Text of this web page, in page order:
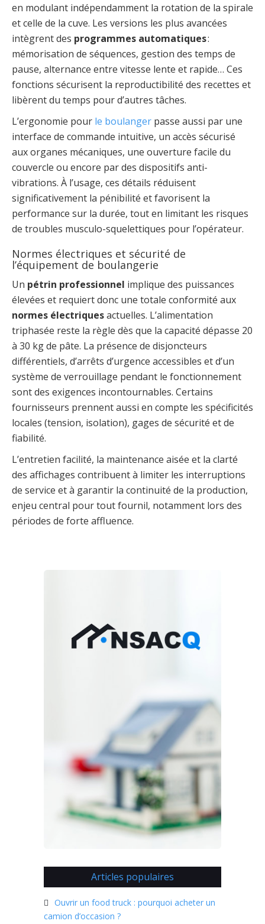
en modulant indépendamment la rotation de la spirale
et celle de la cuve. Les versions les plus avancées
intègrent des programmes automatiques:
mémorisation de séquences, gestion des temps de
pause, alternance entre vitesse lente et rapide… Ces
fonctions sécurisent la reproductibilité des recettes et
libèrent du temps pour d’autres tâches.
L’ergonomie pour le boulanger passe aussi par une
interface de commande intuitive, un accès sécurisé
aux organes mécaniques, une ouverture facile du
couvercle ou encore par des dispositifs anti-
vibrations. À l’usage, ces détails réduisent
significativement la pénibilité et favorisent la
performance sur la durée, tout en limitant les risques
de troubles musculo-squelettiques pour l’opérateur.
Normes électriques et sécurité de
l’équipement de boulangerie
Un pétrin professionnel implique des puissances
élevées et requiert donc une totale conformité aux
normes électriquesactuelles. L’alimentation
triphasée reste la règle dès que la capacité dépasse 20
à 30 kg de pâte. La présence de disjoncteurs
différentiels, d’arrêts d’urgence accessibles et d’un
système de verrouillage pendant le fonctionnement
sont des exigences incontournables. Certains
fournisseurs prennent aussi en compte les spécificités
locales (tension, isolation), gages de sécurité et de
fiabilité.
L’entretien facilité, la maintenance aisée et la clarté
des affichages contribuent à limiter les interruptions
de service et à garantir la continuité de la production,
enjeu central pour tout fournil, notamment lors des
périodes de forte affluence.
Articles populaires
Ouvrir un food truck : pourquoi acheter un
camion d’occasion ?